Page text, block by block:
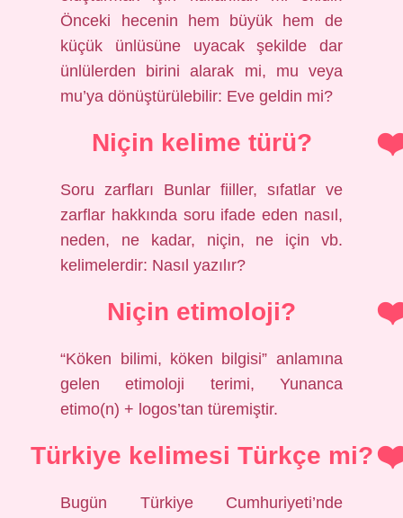
Önceki hecenin hem büyük hem de
küçük ünlüsüne uyacak şekilde dar
ünlülerden birini alarak mi, mu veya
mu’ya dönüştürülebilir: Eve geldin mi?
Niçin kelime türü?
Soru zarfları Bunlar fiiller, sıfatlar ve
zarflar hakkında soru ifade eden nasıl,
neden, ne kadar, niçin, ne için vb.
kelimelerdir: Nasıl yazılır?
Niçin etimoloji?
“Köken bilimi, köken bilgisi” anlamına
gelen etimoloji terimi, Yunanca
etimo(n) + logos’tan türemiştir.
Türkiye kelimesi Türkçe mi?
Bugün Türkiye Cumhuriyeti’nde